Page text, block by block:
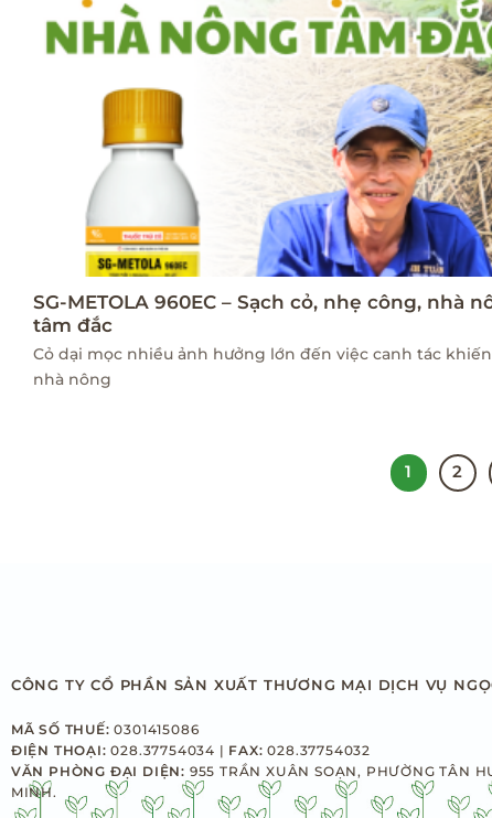
SG-METOLA 960EC – Sạch cỏ, nhẹ công, nhà
tâm đắc
Cỏ dại mọc nhiều ảnh hưởng lớn đến việc canh tác
nhà nông
1 2
CÔNG TY CỔ PHẦN SẢN XUẤT THƯƠNG MẠI DỊCH VỤ
MÃ SỐ THUẾ: 0301415086
ĐIỆN THOẠI: 028.37754034 | FAX: 028.37754032
VĂN PHÒNG ĐẠI DIỆN: 955 TRẦN XUÂN SOẠN, PHƯỜNG TÂN
MINH.